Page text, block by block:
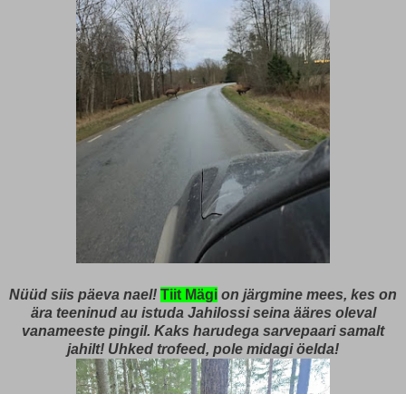
Nüüd siis päeva nael! Tiit Mägi on järgmine mees, kes on
ära teeninud au istuda Jahilossi seina ääres oleval
vanameeste pingil. Kaks harudega sarvepaari samalt
jahilt! Uhked trofeed, pole midagi öelda!